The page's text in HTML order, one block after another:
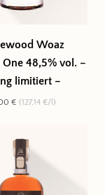
Woaz
48,5% vol. –
limitiert –
€ (127,14 €/l)